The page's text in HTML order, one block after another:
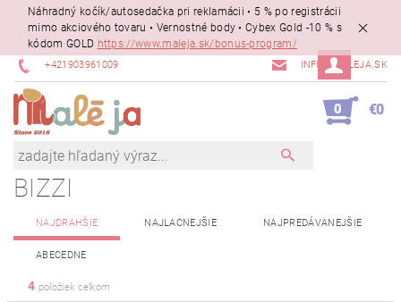
Náhradný kočík/autosedačka pri reklamácii • 5 % po registrácii
mimo akciového tovaru • Vernostné body • Cybex Gold -10 % s
kódom GOLD https://www.maleja.sk/bonus-program/
+421903961009 INFO@MALEJA.SK
0 €0
BIZZI
NAJDRAHŠIE NAJLACNEJŠIE NAJPREDÁVANEJŠIE
ABECEDNE
4 položiek celkom